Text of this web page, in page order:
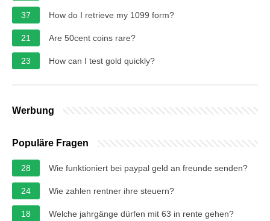
37 How do I retrieve my 1099 form?
21 Are 50cent coins rare?
23 How can I test gold quickly?
Werbung
Populäre Fragen
28 Wie funktioniert bei paypal geld an freunde senden?
24 Wie zahlen rentner ihre steuern?
18 Welche jahrgänge dürfen mit 63 in rente gehen?